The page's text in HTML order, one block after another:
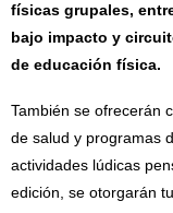
físicas grupales,
bajo impacto y
de educación física.
También se ofrecerán
de salud y programas
actividades lúdicas
edición, se otorgarán